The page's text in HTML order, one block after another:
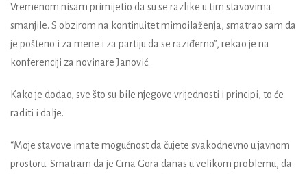
Vremenom nisam primijetio da su se razlike u tim stavovima
smanjile. S obzirom na kontinuitet mimoilaženja, smatrao sam da
je pošteno i za mene i za partiju da se raziđemo”, rekao je na
konferenciji za novinare Janović.
Kako je dodao, sve što su bile njegove vrijednosti i principi, to će
raditi i dalje.
“Moje stavove imate mogućnost da čujete svakodnevno u javnom
prostoru. Smatram da je Crna Gora danas u velikom problemu, da